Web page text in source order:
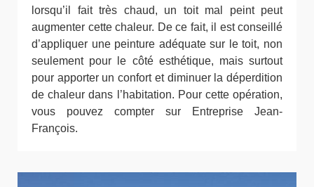
lorsqu’il fait très chaud, un toit mal peint peut
augmenter cette chaleur. De ce fait, il est conseillé
d’appliquer une peinture adéquate sur le toit, non
seulement pour le côté esthétique, mais surtout
pour apporter un confort et diminuer la déperdition
de chaleur dans l’habitation. Pour cette opération,
vous pouvez compter sur Entreprise Jean-
François.